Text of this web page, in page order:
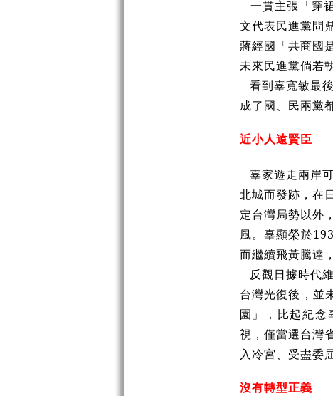
一貫主張「穿
文代表民進黨問
蔣經國「共商國
未來民進黨倘若
看到辜寬敏最
成了國、民兩黨
近小人遠賢臣
辜家遊走兩岸
北城而發跡，在
定台灣局勢以外
風。辜顯榮於
而繼續飛黃騰達
反觀日據時代
台灣光復後，並
園」，比起紀
視，僅當選台灣
入冷宮、受盡委屈
沒有轉型正義